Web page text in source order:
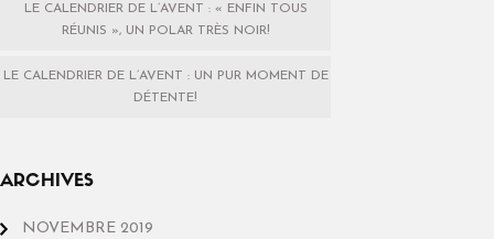
LE CALENDRIER DE L’AVENT : « ENFIN TOUS
RÉUNIS », UN POLAR TRÈS NOIR!
LE CALENDRIER DE L’AVENT : UN PUR MOMENT DE
DÉTENTE!
ARCHIVES
NOVEMBRE 2019